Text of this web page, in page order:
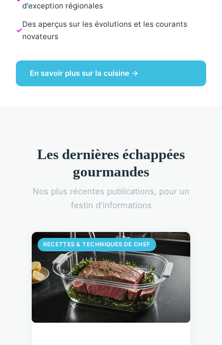
d'exception régionales
Des aperçus sur les évolutions et les courants
novateurs
En savoir plus sur la cuisine →
Les dernières échappées
gourmandes
Nos plus récentes publications, pour un
festin d'informations
RECETTES & TECHNIQUES DE CHEF